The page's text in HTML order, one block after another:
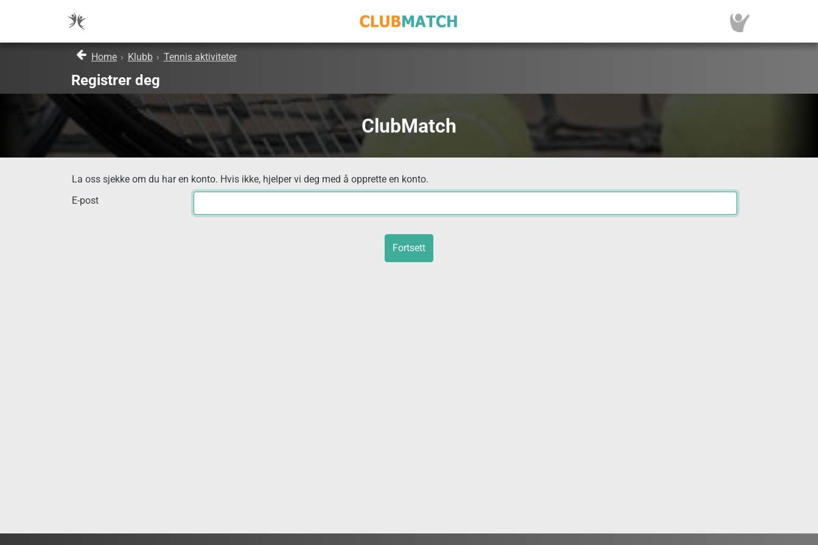
Home › Klubb › Tennis aktiviteter
Registrer deg
ClubMatch
La oss sjekke om du har en konto. Hvis ikke, hjelper vi deg med å opprette en konto.
E-post
Fortsett